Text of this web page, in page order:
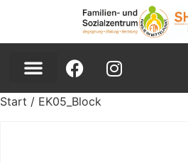
Start / EK05_Block